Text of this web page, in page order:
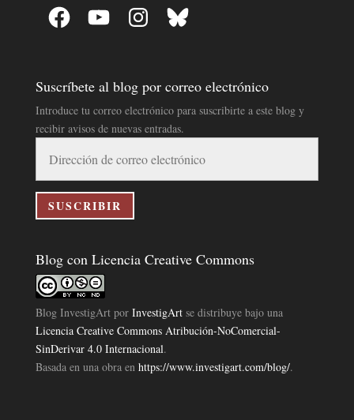
Facebook YouTube InstagramBluesky
Suscríbete al blog por correo electrónico
Introduce tu correo electrónico para suscribirte a este blog y
recibir avisos de nuevas entradas.
correo
electrónico
SUSCRIBIR
Blog con Licencia Creative Commons
Blog InvestigArtpor InvestigArtse distribuye bajo una
Licencia Creative Commons Atribución-NoComercial-
SinDerivar 4.0 Internacional.
Basada en una obra en https://www.investigart.com/blog/.